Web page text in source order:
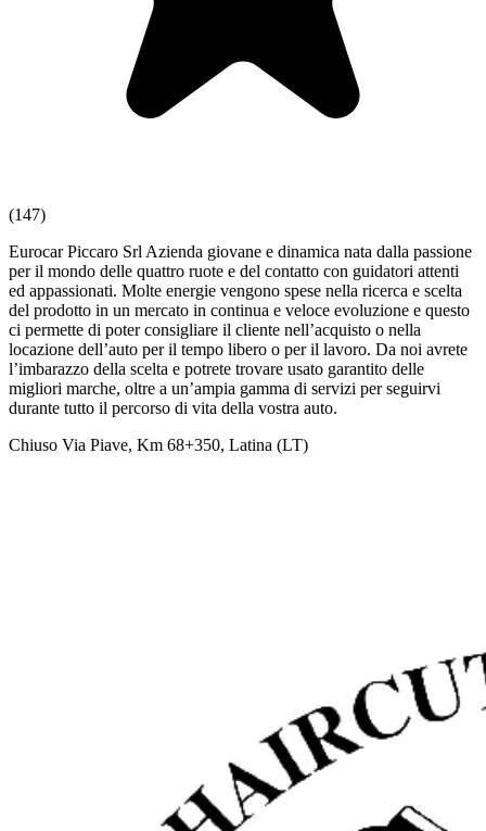
(147)
Eurocar Piccaro Srl Azienda giovane e dinamica nata dalla passione
per il mondo delle quattro ruote e del contatto con guidatori attenti
ed appassionati. Molte energie vengono spese nella ricerca e scelta
del prodotto in un mercato in continua e veloce evoluzione e questo
ci permette di poter consigliare il cliente nell’acquisto o nella
locazione dell’auto per il tempo libero o per il lavoro. Da noi avrete
l’imbarazzo della scelta e potrete trovare usato garantito delle
migliori marche, oltre a un’ampia gamma di servizi per seguirvi
durante tutto il percorso di vita della vostra auto.
Chiuso Via Piave, Km 68+350, Latina (LT)